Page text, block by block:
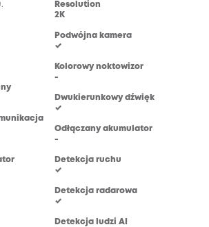
Resolution
2K
Podwójna kamera
✓
Kolorowy noktowizor
-
Dwukierunkowy dźwięk
✓
Odłączany akumulator
-
Detekcja ruchu
✓
Detekcja radarowa
✓
Detekcja ludzi AI